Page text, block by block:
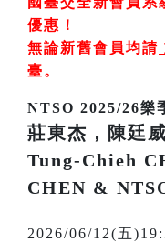
優惠！
無論新舊會員均請
臺。
NTSO 2025/26樂
莊東杰，陳廷
Tung-Chieh
CHEN &
2026/06/12(五